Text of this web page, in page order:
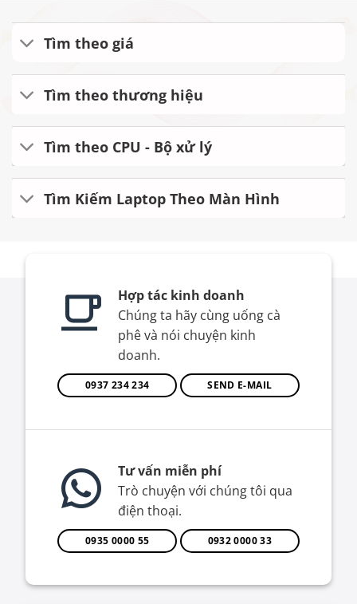
Tìm theo giá
Tìm theo thương hiệu
Tìm theo CPU - Bộ xử lý
Tìm Kiếm Laptop Theo Màn Hình
Hợp tác kinh doanh
Chúng ta hãy cùng uống cà
phê và nói chuyện kinh
doanh.
0937 234 234 SEND E-MAIL
Tư vấn miễn phí
Trò chuyện với chúng tôi qua
điện thoại.
0935 0000 55 0932 0000 33